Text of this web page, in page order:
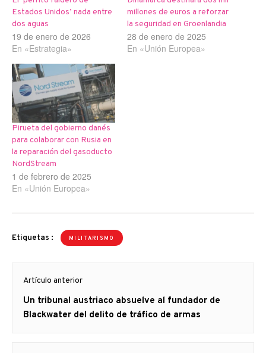
Estados Unidos’ nada entre
dos aguas
19 de enero de 2026
En «Estrategia»
millones de euros a reforzar
la seguridad en Groenlandia
28 de enero de 2025
En «Unión Europea»
Pirueta del gobierno danés
para colaborar con Rusia en
la reparación del gasoducto
NordStream
1 de febrero de 2025
En «Unión Europea»
Etiquetas : MILITARISMO
de
entradas
Artículo anterior
Artículo
anterior
Un tribunal austriaco absuelve al fundador de
Blackwater del delito de tráfico de armas